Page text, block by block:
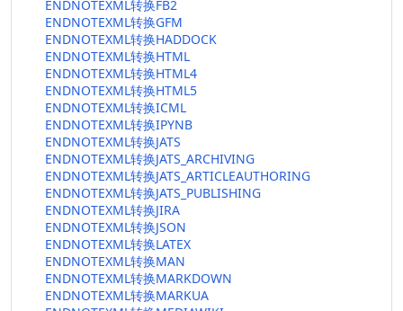
ENDNOTEXML转换FB2
ENDNOTEXML转换GFM
ENDNOTEXML转换HADDOCK
ENDNOTEXML转换HTML
ENDNOTEXML转换HTML4
ENDNOTEXML转换HTML5
ENDNOTEXML转换ICML
ENDNOTEXML转换IPYNB
ENDNOTEXML转换JATS
ENDNOTEXML转换JATS_ARCHIVING
ENDNOTEXML转换JATS_ARTICLEAUTHORING
ENDNOTEXML转换JATS_PUBLISHING
ENDNOTEXML转换JIRA
ENDNOTEXML转换JSON
ENDNOTEXML转换LATEX
ENDNOTEXML转换MAN
ENDNOTEXML转换MARKDOWN
ENDNOTEXML转换MARKUA